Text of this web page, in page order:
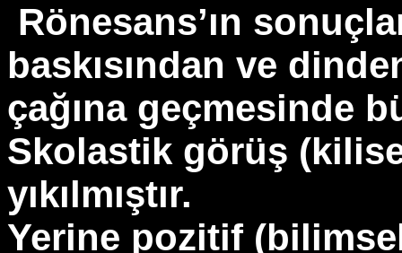
Rönesans’ın
baskısından ve
çağına geçmesinde
Skolastik görüş
yıkılmıştır.
Yerine pozitif